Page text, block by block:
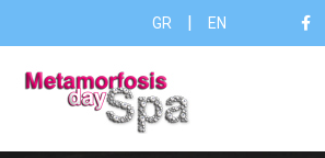
GR | EN